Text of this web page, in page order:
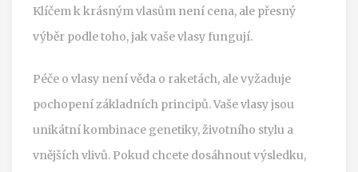
Klíčem k krásným vlasům není cena, ale přesný
výběr podle toho, jak vaše vlasy fungují.
Péče o vlasy není věda o raketách, ale vyžaduje
pochopení základních principů. Vaše vlasy jsou
unikátní kombinace genetiky, životního stylu a
vnějších vlivů. Pokud chcete dosáhnout výsledku,